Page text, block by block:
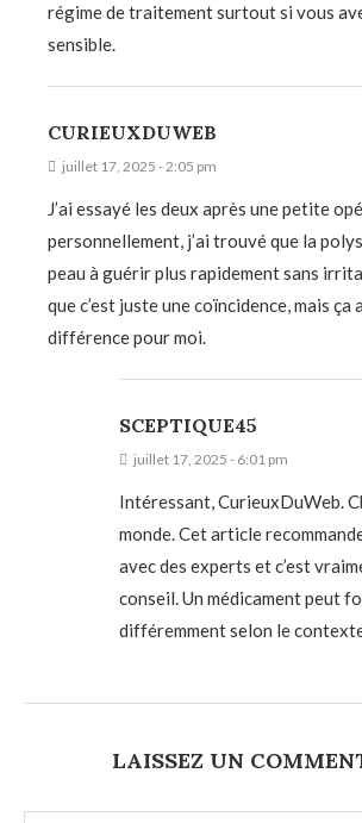
régime de traitement surtout si vous
sensible.
CURIEUXDUWEB
juillet 17, 2025 - 2:05 pm
J’ai essayé les deux après une petite
personnellement, j’ai trouvé que la
peau à guérir plus rapidement sans
que c’est juste une coïncidence, mais
différence pour moi.
SCEPTIQUE45
juillet 17, 2025 - 6:01 pm
Intéressant, CurieuxDuWeb.
monde. Cet article
avec des experts et c’est
conseil. Un médicament peut
différemment selon le
LAISSEZ UN